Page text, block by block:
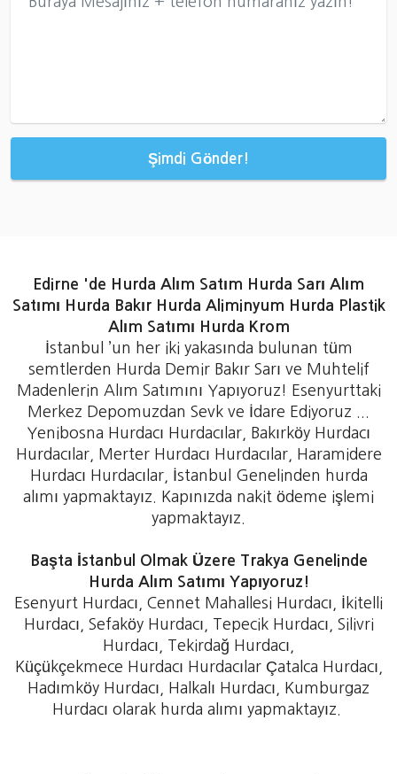
Şimdi Gönder!
Edirne 'de Hurda Alım Satım Hurda Sarı Alım
Satımı Hurda Bakır Hurda Aliminyum Hurda Plastik
Alım Satımı Hurda Krom
İstanbul ’un her iki yakasında bulunan tüm
semtlerden Hurda Demir Bakır Sarı ve Muhtelif
Madenlerin Alım Satımını Yapıyoruz! Esenyurttaki
Merkez Depomuzdan Sevk ve İdare Ediyoruz ...
Yenibosna Hurdacı Hurdacılar, Bakırköy Hurdacı
Hurdacılar, Merter Hurdacı Hurdacılar, Haramidere
Hurdacı Hurdacılar, İstanbul Genelinden hurda
alımı yapmaktayız. Kapınızda nakit ödeme işlemi
yapmaktayız.
Başta İstanbul Olmak Üzere Trakya Genelinde
Hurda Alım Satımı Yapıyoruz!
Esenyurt Hurdacı, Cennet Mahallesi Hurdacı, İkitelli
Hurdacı, Sefaköy Hurdacı, Tepecik Hurdacı, Silivri
Hurdacı, Tekirdağ Hurdacı,
Küçükçekmece Hurdacı Hurdacılar Çatalca Hurdacı,
Hadımköy Hurdacı, Halkalı Hurdacı, Kumburgaz
Hurdacı olarak hurda alımı yapmaktayız.